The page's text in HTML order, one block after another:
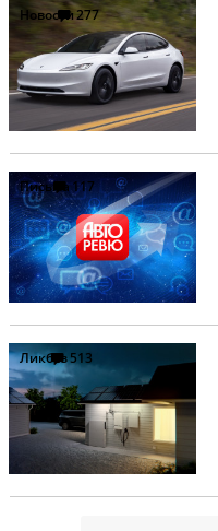
Новости277
Письма117
Ликбез513